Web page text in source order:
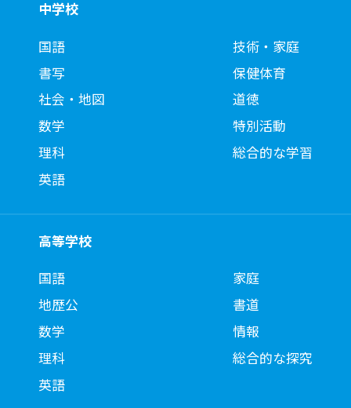
中学校
国語
書写
社会・地図
数学
理科
英語
技術・家庭
保健体育
道徳
特別活動
総合的な学習
高等学校
国語
地歴公
数学
理科
英語
家庭
書道
情報
総合的な探究